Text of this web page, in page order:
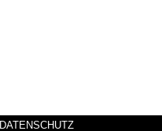
DATENSCHUTZ